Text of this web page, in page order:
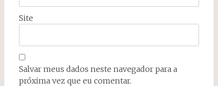
Site
Salvar meus dados neste navegador para a
próxima vez que eu comentar.